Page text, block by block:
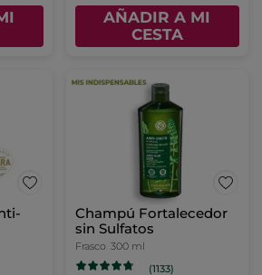
AÑADIR A MI
CESTA
Champú Fortalecedor
sin Sulfatos
Frasco 300 ml
(1133)